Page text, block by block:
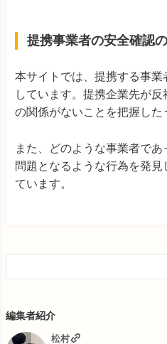
提携事業者の安全確認
本サイトでは、提携する事
しています。提携企業先が
の関係がないことを把握した
また、どのような事業者で
問題となるような行為を発
ています。
編集者紹介
松村